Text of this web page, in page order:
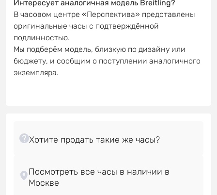
Интересует аналогичная модель Breitling?
В часовом центре «Перспектива» представлены
оригинальные часы с подтверждённой
подлинностью.
Мы подберём модель, близкую по дизайну или
бюджету, и сообщим о поступлении аналогичного
экземпляра.
Посмотреть все часы в наличии в